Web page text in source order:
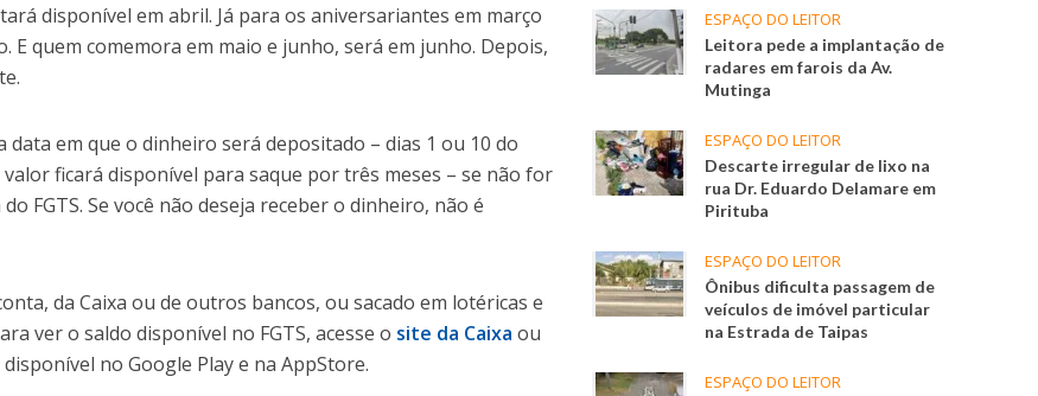
disponível em abril. Já para os aniversariantes em março
E quem comemora em maio e junho, será em junho. Depois,
em que o dinheiro será depositado – dias 1 ou 10 do
ficará disponível para saque por três meses – se não for
FGTS. Se você não deseja receber o dinheiro, não é
da Caixa ou de outros bancos, ou sacado em lotéricas e
ver o saldo disponível no FGTS, acesse o site da Caixa ou
no Google Play e na AppStore.
ESPAÇO DO LEITOR
Leitora pede a implantação de
radares em farois da Av.
Mutinga
ESPAÇO DO LEITOR
Descarte irregular de lixo na
rua Dr. Eduardo Delamare em
Pirituba
ESPAÇO DO LEITOR
Ônibus dificulta passagem de
veículos de imóvel particular
na Estrada de Taipas
ESPAÇO DO LEITOR